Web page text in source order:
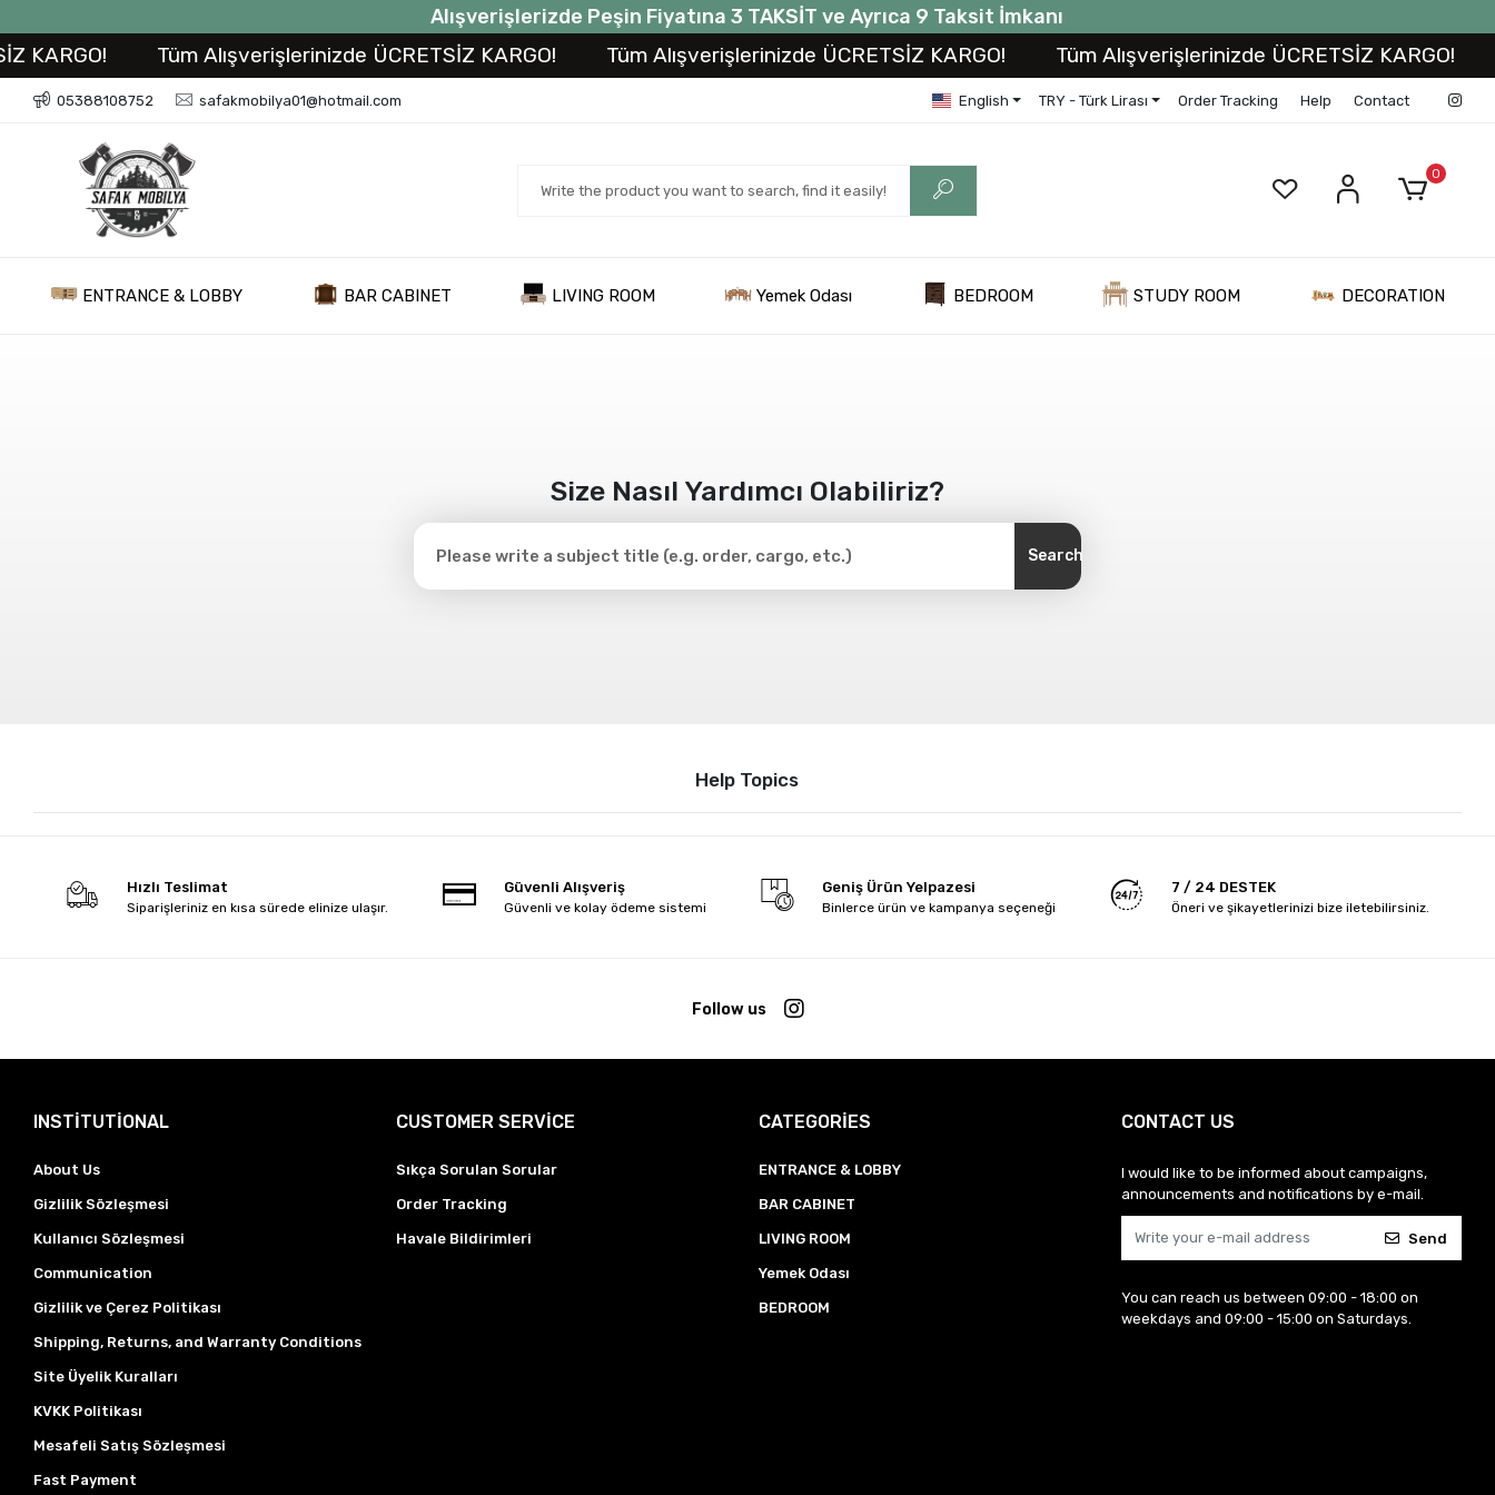
Alışverişlerizde Peşin Fiyatına 3 TAKSİT ve Ayrıca 9 Taksit İmkanı
KARGO! Tüm Alışverişlerinizde ÜCRETSİZ KARGO! Tüm Alışverişlerinizde ÜCRETSİZ KARGO! Tüm Alışverişlerinizde ÜCRETSİZ KARGO!
05388108752 safakmobilya01@hotmail.com English TRY - Türk Lirası Order Tracking Help Contact
0
ENTRANCE & LOBBY BAR CABINET LIVING ROOM Yemek Odası BEDROOM STUDY ROOM DECORATION
Size Nasıl Yardımcı Olabiliriz?
Search
Help Topics
Hızlı Teslimat
Siparişleriniz en kısa sürede elinize ulaşır.
Güvenli Alışveriş
Güvenli ve kolay ödeme sistemi
Geniş Ürün Yelpazesi
Binlerce ürün ve kampanya seçeneği
7 / 24 DESTEK
Öneri ve şikayetlerinizi bize iletebilirsiniz.
Follow us
INSTİTUTİONAL
About Us
Gizlilik Sözleşmesi
Kullanıcı Sözleşmesi
Communication
Gizlilik ve Çerez Politikası
Shipping, Returns, and Warranty Conditions
Site Üyelik Kuralları
KVKK Politikası
Mesafeli Satış Sözleşmesi
Fast Payment
CUSTOMER SERVİCE
Sıkça Sorulan Sorular
Order Tracking
Havale Bildirimleri
CATEGORİES
ENTRANCE & LOBBY
BAR CABINET
LIVING ROOM
Yemek Odası
BEDROOM
CONTACT US
I would like to be informed about campaigns,
announcements and notifications by e-mail.
Send
You can reach us between 09:00 - 18:00 on
weekdays and 09:00 - 15:00 on Saturdays.